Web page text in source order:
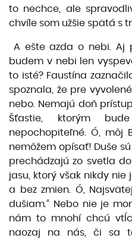
to nechce, ale
chvíle som užšie spätá s
A ešte azda o nebi. Aj
budem v nebi len
to isté? Faustína
spoznala, že pre
nebo. Nemajú doň
Šťastie, ktorým
nepochopiteľné. Ó, môj
nemôžem opísať! Duše
prechádzajú zo svetla
jasu, ktorý však nikdy nie
a bez zmien. Ó,
dušiam.“ Nebo nie je
nám to mnohí chcú
naozaj na nás, či sa